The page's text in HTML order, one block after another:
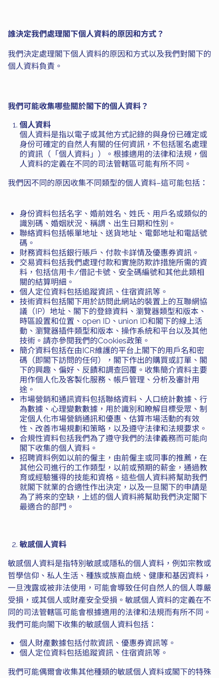
誰決定我們處理閣下個人資料的原因和方式？
我們決定處理閣下個人資料的原因和方式以及我們對閣下的
個人資料負責。
我們可能收集哪些關於閣下的個人資料？
個人資料
個人資料是指以電子或其他方式記錄的與身份已確定或
身份可確定的自然人有關的任何資訊，不包括匿名處理
的資訊（「個人資料」）。根據適用的法律和法規，個
人資料的定義在不同的司法管轄區可能有所不同。
我們因不同的原因收集不同類型的個人資料–這可能包括：
身份資料包括名字、婚前姓名、姓氏、用戶名或類似的
識別碼、婚姻狀況、稱謂、出生日期和性別。
聯絡資料包括帳單地址、送貨地址、電郵地址和電話號
碼。
財務資料包括銀行賬戶、付款卡詳情及優惠券資訊。
交易資料包括我們處理付款和實施防欺詐措施所需的資
料，包括信用卡/借記卡號、安全碼編號和其他此類相
關的結算明細。
個人定位資料包括追蹤資訊、住宿資訊等。
技術資料包括閣下用於訪問此網站的裝置上的互聯網協
議（IP）地址、閣下的登錄資料、瀏覽器類型和版本、
時區設置和位置、open ID、union ID和閣下的線上活
動、瀏覽器插件類型和版本、操作系統和平台以及其他
技術。請亦參閱我們的Cookies政策。
簡介資料包括在由ICR維護的平台上閣下的用戶名和密
碼（即閣下訪問的任何），閣下作出的購買或訂單、閣
下的興趣、偏好、反饋和調查回覆。收集簡介資料主要
用作個人化及客製化服務、帳戶管理、分析及審計用
途。
市場營銷和通訊資料包括聯絡資料、人口統計數據、行
為數據、心理變數數據，用於識別和瞭解目標受眾、制
定個人化市場營銷通訊和優惠、估算市場活動的有效
性、改善市場規劃和策略，以及遵守法律和法規要求。
合規性資料包括我們為了遵守我們的法律義務而可能向
閣下收集的個人資料。
招聘資料例如以前的僱主，由前僱主或同事的推薦，在
其他公司進行的工作類型，以前或預期的薪金，通過教
育或經驗獲得的技能和資格。這些個人資料將幫助我們
就閣下就業的合適性作出決定，以及一旦閣下的申請是
為了將來的空缺，上述的個人資料將幫助我們決定閣下
最適合的部門。
敏感個人資料
敏感個人資料是指特別敏感或隱私的個人資料，例如宗教或
哲學信仰、私人生活、種族或族裔血統、健康和基因資料，
一旦洩露或被非法使用，可能會導致任何自然人的個人尊嚴
受損，或其個人或財產安全受損。敏感個人資料的定義在不
同的司法管轄區可能會根據適用的法律和法規而有所不同。
我們可能向閣下收集的敏感個人資料包括：
個人財產數據包括付款資訊、優惠券資訊等。
個人定位資料包括追蹤資訊、住宿資訊等。
我們可能偶爾會收集其他種類的敏感個人資料或閣下的特殊